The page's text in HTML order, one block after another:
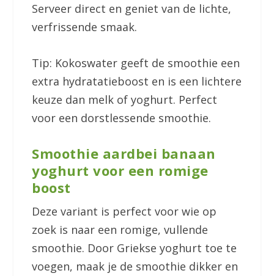
Serveer direct en geniet van de lichte,
verfrissende smaak.
Tip: Kokoswater geeft de smoothie een
extra hydratatieboost en is een lichtere
keuze dan melk of yoghurt. Perfect
voor een dorstlessende smoothie.
Smoothie aardbei banaan
yoghurt voor een romige
boost
Deze variant is perfect voor wie op
zoek is naar een romige, vullende
smoothie. Door Griekse yoghurt toe te
voegen, maak je de smoothie dikker en